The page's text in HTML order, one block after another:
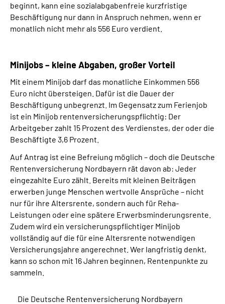
beginnt, kann eine sozialabgabenfreie kurzfristige
Beschäftigung nur dann in Anspruch nehmen, wenn er
monatlich nicht mehr als 556 Euro verdient.
Minijobs – kleine Abgaben, großer Vorteil
Mit einem Minijob darf das monatliche Einkommen 556
Euro nicht übersteigen. Dafür ist die Dauer der
Beschäftigung unbegrenzt. Im Gegensatz zum Ferienjob
ist ein Minijob rentenversicherungspflichtig: Der
Arbeitgeber zahlt 15 Prozent des Verdienstes, der oder die
Beschäftigte 3,6 Prozent.
Auf Antrag ist eine Befreiung möglich – doch die Deutsche
Rentenversicherung Nordbayern rät davon ab: Jeder
eingezahlte Euro zählt. Bereits mit kleinen Beiträgen
erwerben junge Menschen wertvolle Ansprüche – nicht
nur für ihre Altersrente, sondern auch für Reha-
Leistungen oder eine spätere Erwerbsminderungsrente.
Zudem wird ein versicherungspflichtiger Minijob
vollständig auf die für eine Altersrente notwendigen
Versicherungsjahre angerechnet. Wer langfristig denkt,
kann so schon mit 16 Jahren beginnen, Rentenpunkte zu
sammeln.
Die Deutsche Rentenversicherung Nordbayern